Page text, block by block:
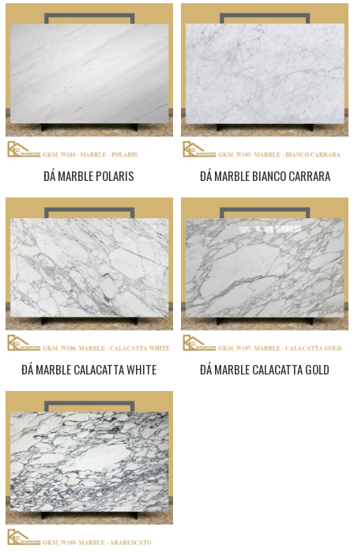
ĐÁ MARBLE POLARIS ĐÁ MARBLE BIANCO CARRARA
ĐÁ MARBLE CALACATTA WHITE ĐÁ MARBLE CALACATTA GOLD